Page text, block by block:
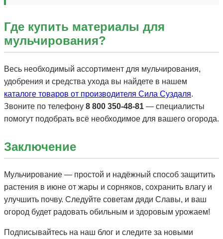
Где купить материалы для
мульчирования?
Весь необходимый ассортимент для мульчирования,
удобрения и средства ухода вы найдете в нашем
каталоге товаров от производителя Сила Суздаля.
Звоните по телефону 8 800 350-48-81 — специалисты
помогут подобрать всё необходимое для вашего огорода.
Заключение
Мульчирование — простой и надёжный способ защитить
растения в июне от жары и сорняков, сохранить влагу и
улучшить почву. Следуйте советам дяди Славы, и ваш
огород будет радовать обильным и здоровым урожаем!
Подписывайтесь на наш блог и следите за новыми